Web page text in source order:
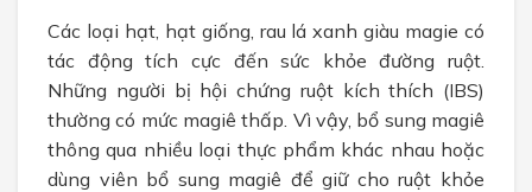
Các loại hạt, hạt giống, rau lá xanh giàu magie có
tác động tích cực đến sức khỏe đường ruột.
Những người bị hội chứng ruột kích thích (IBS)
thường có mức magiê thấp. Vì vậy, bổ sung magiê
thông qua nhiều loại thực phẩm khác nhau hoặc
dùng viên bổ sung magiê để giữ cho ruột khỏe